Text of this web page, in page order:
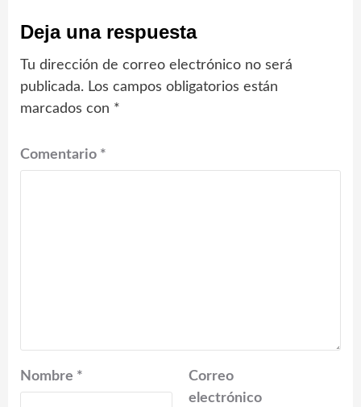
Deja una respuesta
Tu dirección de correo electrónico no será
publicada. Los campos obligatorios están
marcados con *
Comentario *
Nombre *
Correo
electrónico